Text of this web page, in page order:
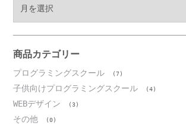
ブ
商品カテゴリー
プログラミングスクール (7)
子供向けプログラミングスクール (4)
WEBデザイン (3)
その他 (0)